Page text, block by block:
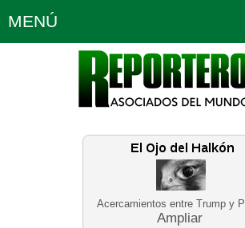
Acercamientos entre Trump y
Ampliar
MENÚ
Política Opinión
Planeta Tierra
Educación Neira